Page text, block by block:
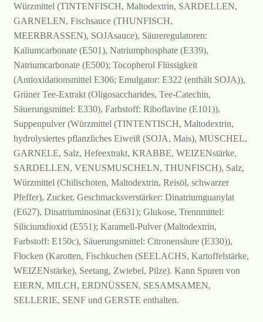
Würzmittel (TINTENFISCH, Maltodextrin, SARDELLEN,
GARNELEN, Fischsauce (THUNFISCH,
MEERBRASSEN), SOJAsauce), Säureregulatoren:
Kaliumcarbonate (E501), Natriumphosphate (E339),
Natriumcarbonate (E500); Tocopherol Flüssigkeit
(Antioxidationsmittel E306; Emulgator: E322 (enthält SOJA)),
Grüner Tee-Extrakt (Oligosaccharides, Tee-Catechin,
Säuerungsmittel: E330), Farbstoff: Riboflavine (E101)),
Suppenpulver (Würzmittel (TINTENTISCH, Maltodextrin,
hydrolysiertes pflanzliches Eiweiß (SOJA, Mais), MUSCHEL,
GARNELE, Salz, Hefeextrakt, KRABBE, WEIZENstärke,
SARDELLEN, VENUSMUSCHELN, THUNFISCH), Salz,
Würzmittel (Chilischoten, Maltodextrin, Reisöl, schwarzer
Pfeffer), Zucker, Geschmacksverstärker: Dinatriumguanylat
(E627), Dinatriuminosinat (E631); Glukose, Trennmittel:
Siliciumdioxid (E551); Karamell-Pulver (Maltodextrin,
Farbstoff: E150c), Säuerungsmittel: Citronensäure (E330)),
Flocken (Karotten, Fischkuchen (SEELACHS, Kartoffelstärke,
WEIZENstärke), Seetang, Zwiebel, Pilze). Kann Spuren von
EIERN, MILCH, ERDNÜSSEN, SESAMSAMEN,
SELLERIE, SENF und GERSTE enthalten.